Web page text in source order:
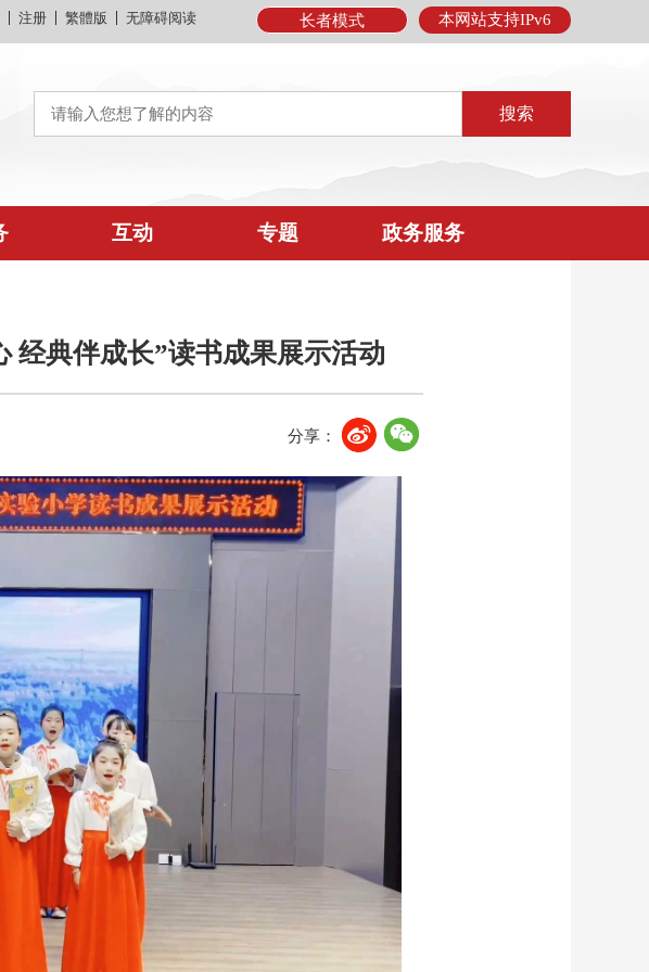
本网站支持IPv6
长者模式
注册 繁體版 无障碍阅读
互动 专题 政务服务
经典伴成长”读书成果展示活动
分享：